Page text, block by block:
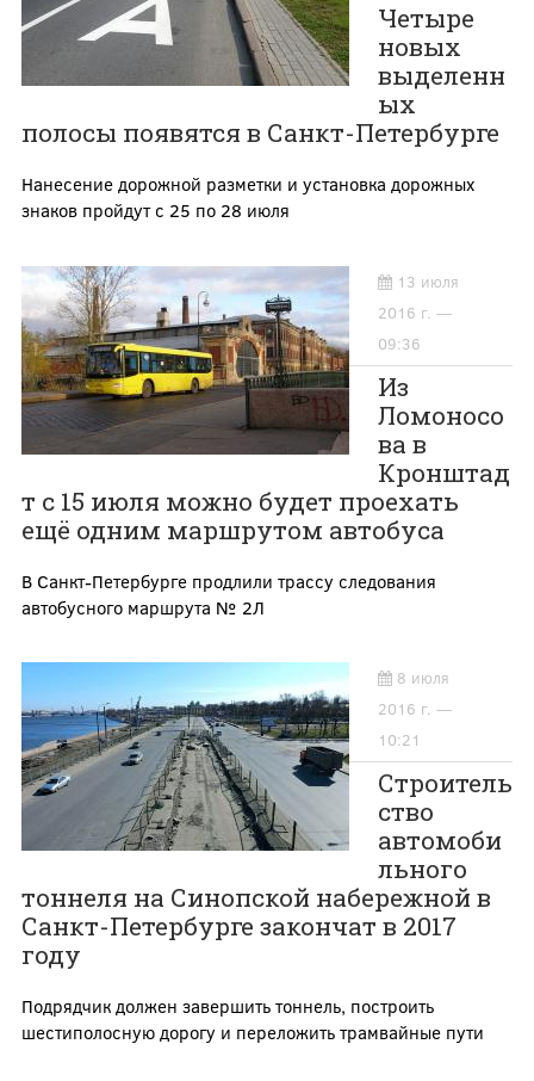
Четыре
новых
выделенн
ых
полосы появятся в Санкт-Петербурге
Нанесение дорожной разметки и установка дорожных
знаков пройдут с 25 по 28 июля
13 июля
2016 г. —
09:36
Из
Ломоносо
ва в
Кронштад
т с 15 июля можно будет проехать
ещё одним маршрутом автобуса
В Санкт-Петербурге продлили трассу следования
автобусного маршрута № 2Л
8 июля
2016 г. —
10:21
Строитель
ство
автомоби
льного
тоннеля на Синопской набережной в
Санкт-Петербурге закончат в 2017
году
Подрядчик должен завершить тоннель, построить
шестиполосную дорогу и переложить трамвайные пути